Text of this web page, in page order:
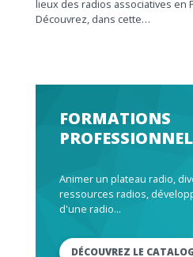
lieux des radios associatives en
Découvrez, dans cette…
FORMATIONS
Animer un plateau radio,
ressources radios,
d'une radio...
DÉCOUVREZ LE